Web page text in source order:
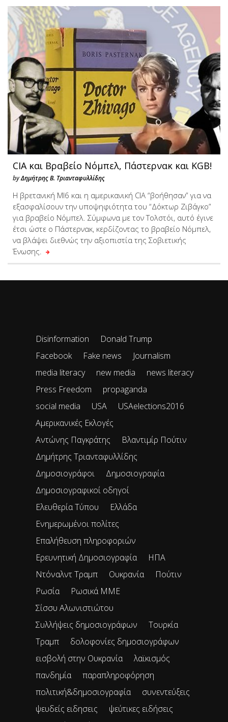
CIA και Βραβείο Νόμπελ, Πάστερνακ και KGB!
byΔημήτρης Β. Τριανταφυλλίδης
H βρετανική MI6 και η αμερικανική CIA “βοήθησαν” για να
εξασφαλίσουν την υποψηφιότητα του “Δόκτωρ Ζιβάγκο”
για βραβείο Νόμπελ. Σύμφωνα με τον Τολστόι, αυτό έγινε
έτσι ώστε ο Πάστερνακ, κερδίζοντας το βραβείο Νόμπελ,
να βλάψει διεθνώς την αξιοπιστία της Σοβιετικής
Ένωσης.
Disinformation
Donald Trump
Facebook
Fake news
Journalism
media literacy
new media
news literacy
Press Freedom
propaganda
social media
USA
USAelections2016
Αμερικανικές Εκλογές
Αντώνης Παγκράτης
Βλαντιμίρ Πούτιν
Δημήτρης Τριανταφυλλίδης
Δημοσιογράφοι
Δημοσιογραφία
Δημοσιογραφικοί οδηγοί
Ελευθερία Τύπου
Ελλάδα
Ενημερωμένοι πολίτες
Επαλήθευση πληροφοριών
Ερευνητική Δημοσιογραφία
ΗΠΑ
Ντόναλντ Τραμπ
Ουκρανία
Πούτιν
Ρωσία
Ρωσικά ΜΜΕ
Σίσσυ Αλωνιστιώτου
Συλλήψεις δημοσιογράφων
Τουρκία
Τραμπ
δολοφονίες δημοσιογράφων
εισβολή στην Ουκρανία
λαϊκισμός
πανδημία
παραπληροφόρηση
πολιτική&δημοσιογραφία
συνεντεύξεις
ψευδείς ειδησεις
ψεύτικες ειδήσεις